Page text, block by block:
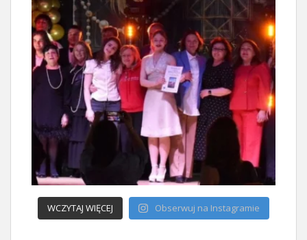
WCZYTAJ WIĘCEJ Obserwuj na Instagramie